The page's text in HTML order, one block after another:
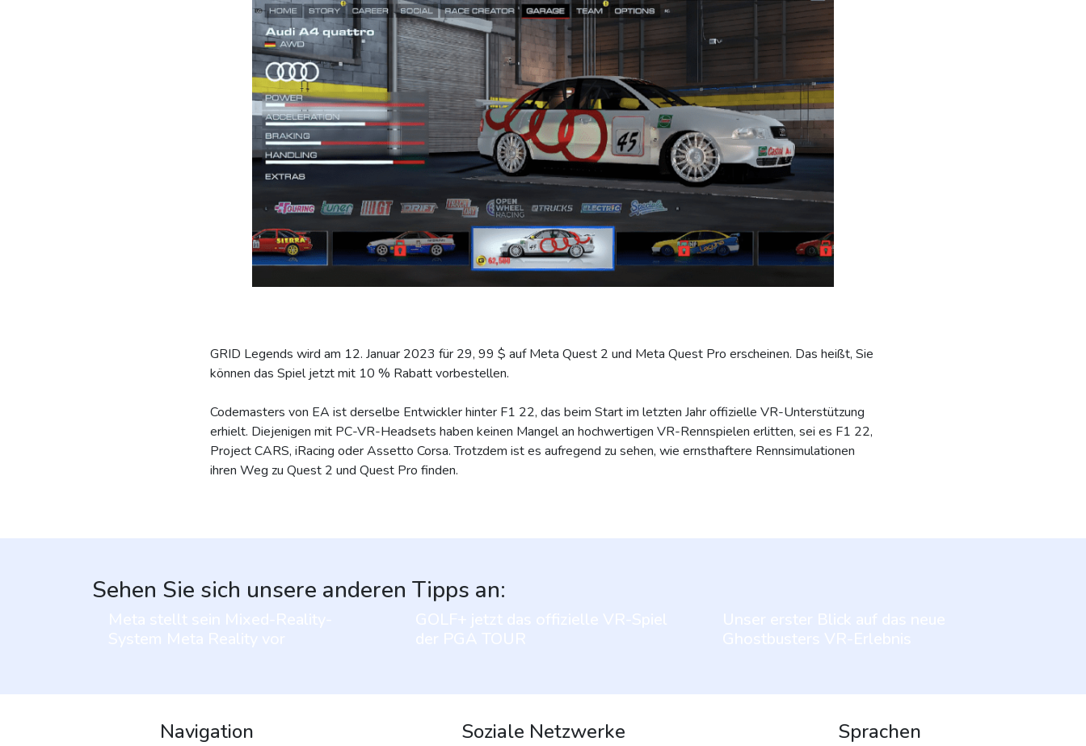
GRID Legends wird am 12. Januar 2023 für 29, 99 $ auf Meta Quest 2 und Meta Quest Pro erscheinen. Das heißt, Sie
können das Spiel jetzt mit 10 % Rabatt vorbestellen.
Codemasters von EA ist derselbe Entwickler hinter F1 22, das beim Start im letzten Jahr offizielle VR-Unterstützung
erhielt. Diejenigen mit PC-VR-Headsets haben keinen Mangel an hochwertigen VR-Rennspielen erlitten, sei es F1 22,
Project CARS, iRacing oder Assetto Corsa. Trotzdem ist es aufregend zu sehen, wie ernsthaftere Rennsimulationen
ihren Weg zu Quest 2 und Quest Pro finden.
Sehen Sie sich unsere anderen Tipps an:
Navigation Soziale Netzwerke Sprachen